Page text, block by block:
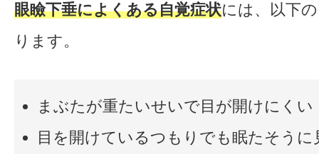
眼瞼下垂によくある自覚症状には、以下
ります。
まぶたが重たいせいで目が開けにくい
目を開けているつもりでも眠たそうに